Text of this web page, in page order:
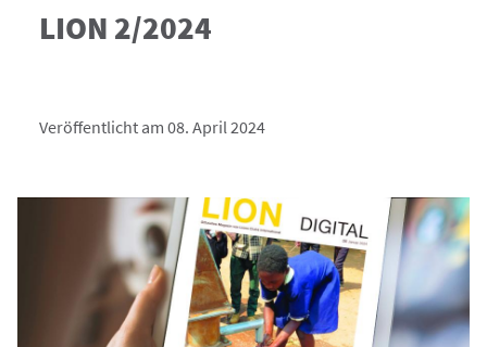
LION 2/2024
Veröffentlicht am 08. April 2024